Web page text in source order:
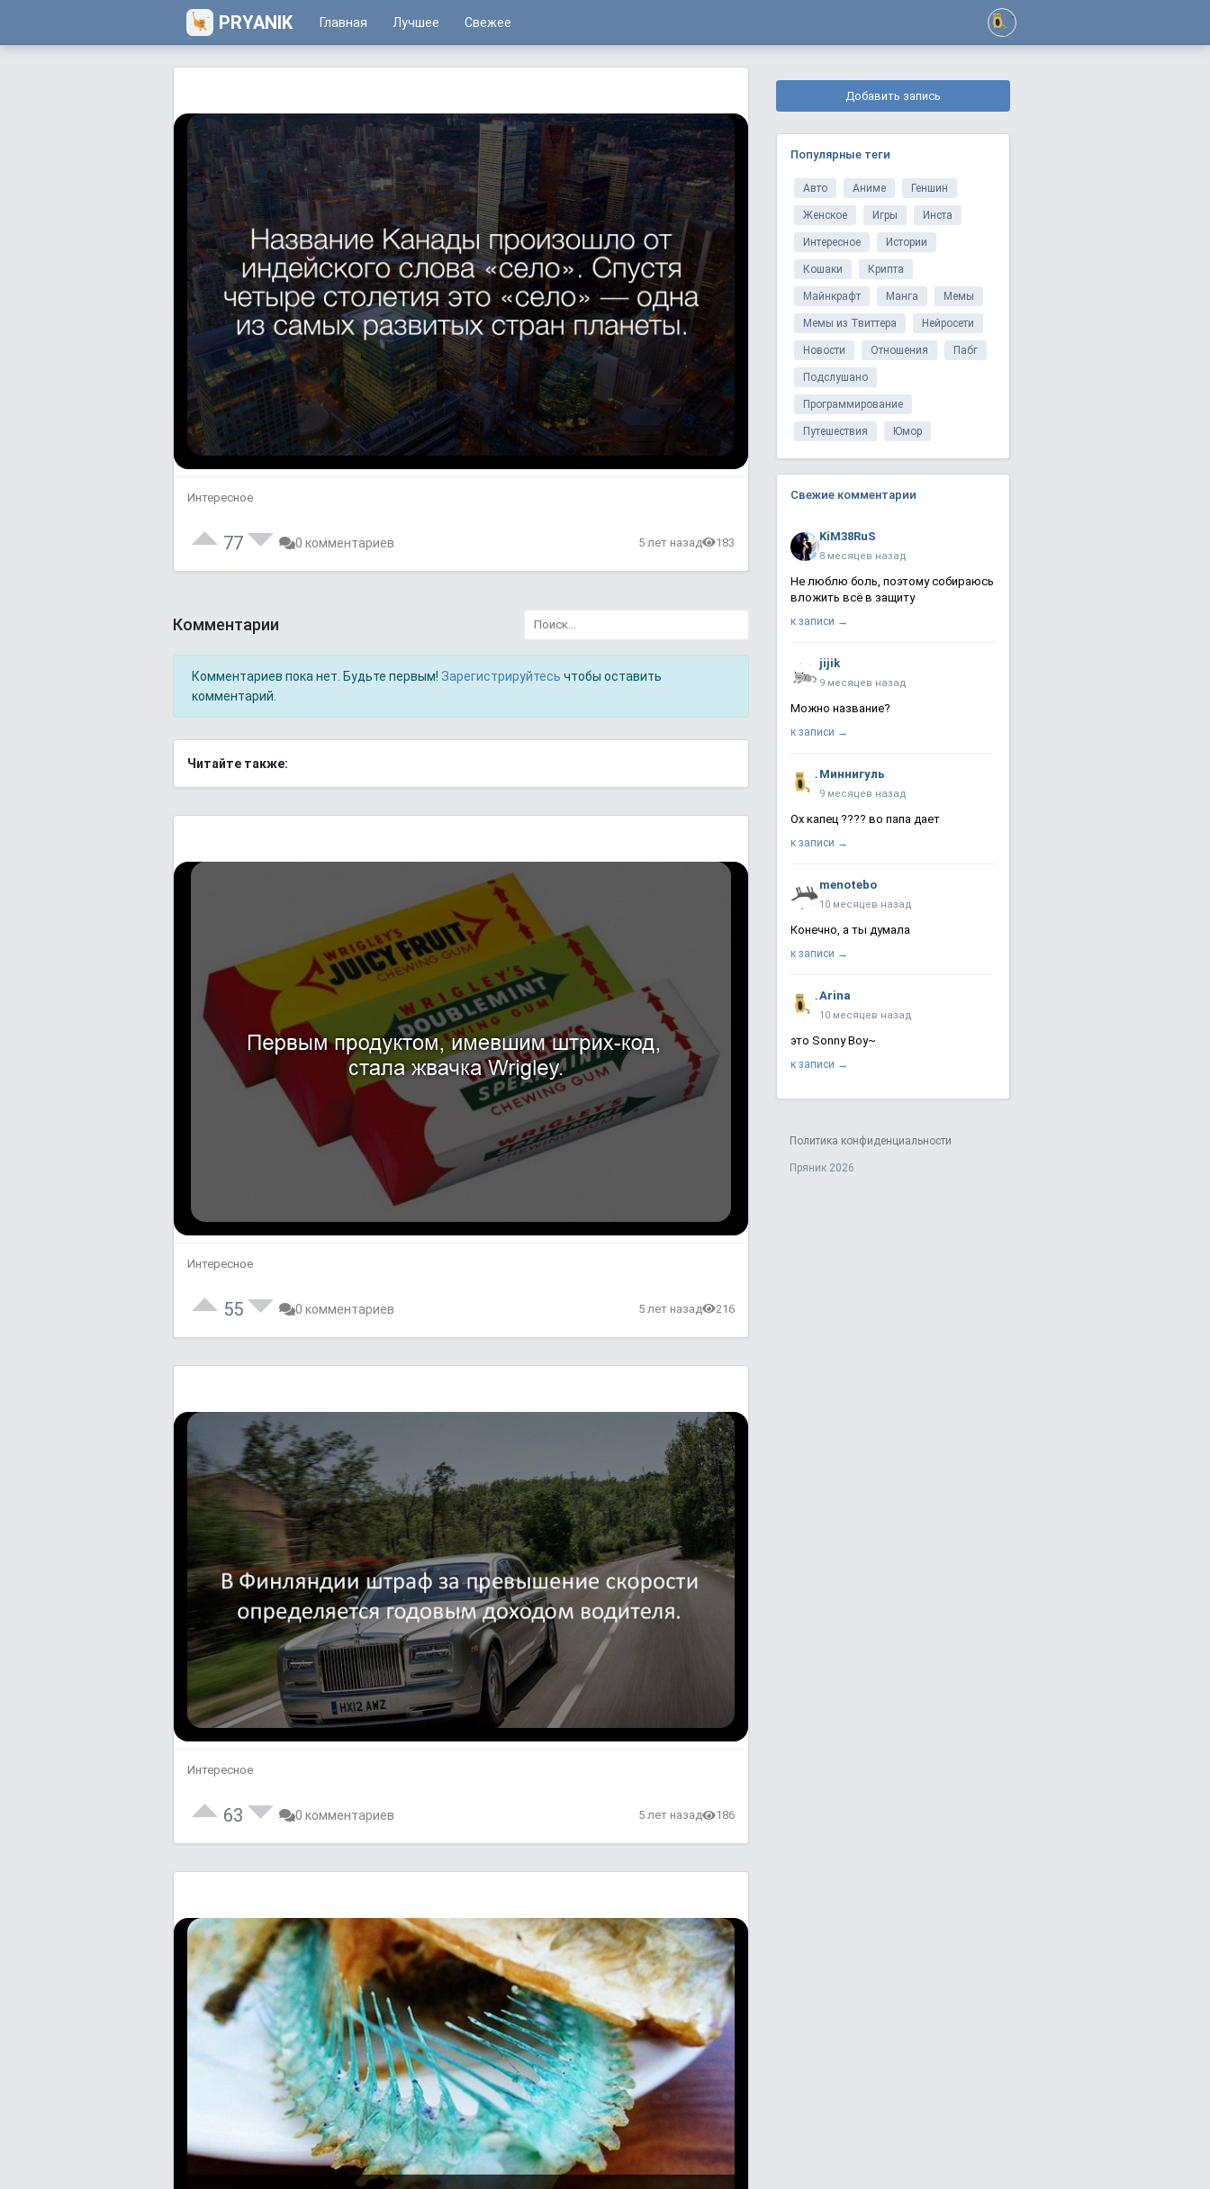
PRYANIK Главная Лучшее Свежее
Интересное
77 0 комментариев 5 лет назад 183
Комментарии
Комментариев пока нет. Будьте первым! Зарегистрируйтесь чтобы оставить
комментарий.
Читайте также:
Интересное
55 0 комментариев 5 лет назад 216
Интересное
63 0 комментариев 5 лет назад 186
Добавить запись
Популярные теги
Авто Аниме Геншин
Женское Игры Инста
Интересное Истории
Кошаки Крипта
Майнкрафт Манга Мемы
Мемы из Твиттера Нейросети
Новости Отношения Пабг
Подслушано
Программирование
Путешествия Юмор
Свежие комментарии
KiM38RuS
8 месяцев назад
Не люблю боль, поэтому собираюсь
вложить всё в защиту
к записи →
jijik
9 месяцев назад
Можно название?
к записи →
Миннигуль
9 месяцев назад
Ох капец ???? во папа дает
к записи →
menotebo
10 месяцев назад
Конечно, а ты думала
к записи →
Arina
10 месяцев назад
это Sonny Boy~
к записи →
Политика конфиденциальности
Пряник 2026